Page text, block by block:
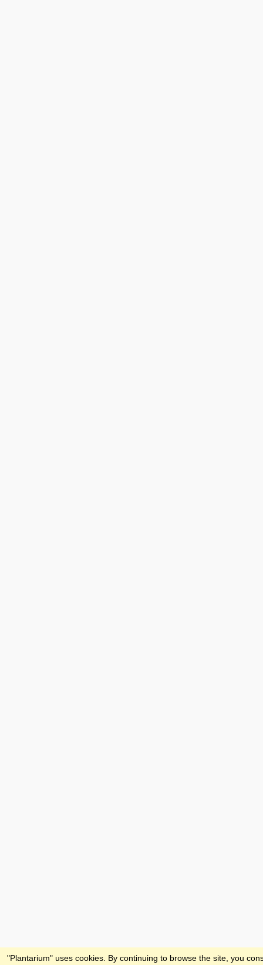
Feedback
"Plantarium" uses cookies. By continuing to browse the site, you